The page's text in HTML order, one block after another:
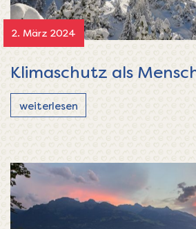
2. März 2024
Klimaschutz als
weiterlesen